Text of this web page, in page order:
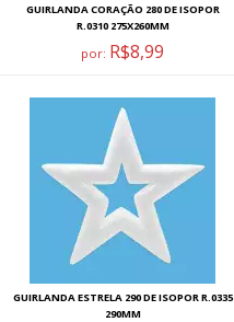
GUIRLANDA CORAÇÃO 280 DE ISOPOR
R.0310 275X260MM
por: R$8,99
GUIRLANDA ESTRELA 290 DE ISOPOR R.0335
290MM